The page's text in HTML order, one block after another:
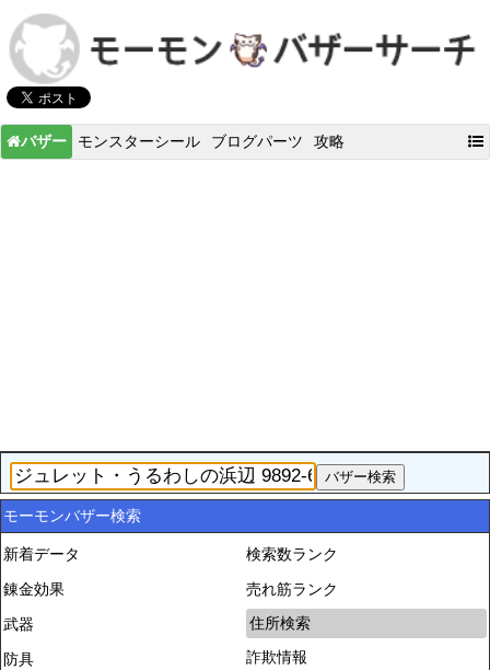
バザー モンスターシール ブログパーツ 攻略
モーモンバザー検索
新着データ
錬金効果
武器
防具
検索数ランク
売れ筋ランク
住所検索
詐欺情報